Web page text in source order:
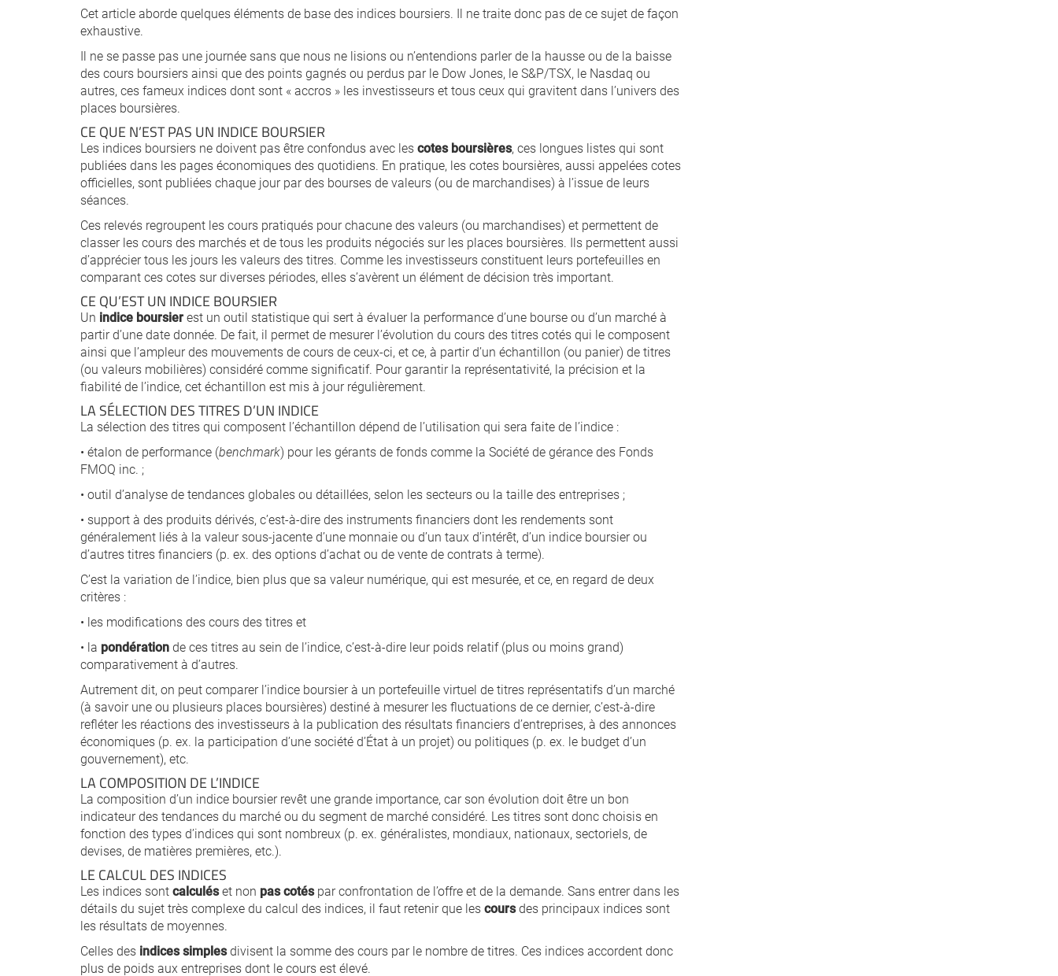
Cet article aborde quelques éléments de base des indices boursiers. Il ne traite donc pas de ce sujet de façon
exhaustive.
Il ne se passe pas une journée sans que nous ne lisions ou n’entendions parler de la hausse ou de la baisse
des cours boursiers ainsi que des points gagnés ou perdus par le Dow Jones, le S&P/TSX, le Nasdaq ou
autres, ces fameux indices dont sont « accros » les investisseurs et tous ceux qui gravitent dans l’univers des
places boursières.
CE QUE N’EST PAS UN INDICE BOURSIER
Les indices boursiers ne doivent pas être confondus avec lescotes boursières, ces longues listes qui sont
publiées dans les pages économiques des quotidiens. En pratique, les cotes boursières, aussi appelées cotes
officielles, sont publiées chaque jour par des bourses de valeurs (ou de marchandises) à l’issue de leurs
séances.
Ces relevés regroupent les cours pratiqués pour chacune des valeurs (ou marchandises) et permettent de
classer les cours des marchés et de tous les produits négociés sur les places boursières. Ils permettent aussi
d’apprécier tous les jours les valeurs des titres. Comme les investisseurs constituent leurs portefeuilles en
comparant ces cotes sur diverses périodes, elles s’avèrent un élément de décision très important.
CE QU’EST UN INDICE BOURSIER
Un indice boursierest un outil statistique qui sert à évaluer la performance d’une bourse ou d’un marché à
partir d’une date donnée. De fait, il permet de mesurer l’évolution du cours des titres cotés qui le composent
ainsi que l’ampleur des mouvements de cours de ceux-ci, et ce, à partir d’un échantillon (ou panier) de titres
(ou valeurs mobilières) considéré comme significatif. Pour garantir la représentativité, la précision et la
fiabilité de l’indice, cet échantillon est mis à jour régulièrement.
LA SÉLECTION DES TITRES D’UN INDICE
La sélection des titres qui composent l’échantillon dépend de l’utilisation qui sera faite de l’indice :
• étalon de performance (benchmark) pour les gérants de fonds comme la Société de gérance des Fonds
FMOQ inc. ;
• outil d’analyse de tendances globales ou détaillées, selon les secteurs ou la taille des entreprises ;
• support à des produits dérivés, c’est-à-dire des instruments financiers dont les rendements sont
généralement liés à la valeur sous-jacente d’une monnaie ou d’un taux d’intérêt, d’un indice boursier ou
d’autres titres financiers (p. ex. des options d’achat ou de vente de contrats à terme).
C’est la variation de l’indice, bien plus que sa valeur numérique, qui est mesurée, et ce, en regard de deux
critères :
• les modifications des cours des titres et
• la pondérationde ces titres au sein de l’indice, c’est-à-dire leur poids relatif (plus ou moins grand)
comparativement à d’autres.
Autrement dit, on peut comparer l’indice boursier à un portefeuille virtuel de titres représentatifs d’un marché
(à savoir une ou plusieurs places boursières) destiné à mesurer les fluctuations de ce dernier, c’est-à-dire
refléter les réactions des investisseurs à la publication des résultats financiers d’entreprises, à des annonces
économiques (p. ex. la participation d’une société d’État à un projet) ou politiques (p. ex. le budget d’un
gouvernement), etc.
LA COMPOSITION DE L’INDICE
La composition d’un indice boursier revêt une grande importance, car son évolution doit être un bon
indicateur des tendances du marché ou du segment de marché considéré. Les titres sont donc choisis en
fonction des types d’indices qui sont nombreux (p. ex. généralistes, mondiaux, nationaux, sectoriels, de
devises, de matières premières, etc.).
LE CALCUL DES INDICES
Les indices sontcalculéset non pas cotéspar confrontation de l’offre et de la demande. Sans entrer dans les
détails du sujet très complexe du calcul des indices, il faut retenir que lescoursdes principaux indices sont
les résultats de moyennes.
Celles des indices simplesdivisent la somme des cours par le nombre de titres. Ces indices accordent donc
plus de poids aux entreprises dont le cours est élevé.